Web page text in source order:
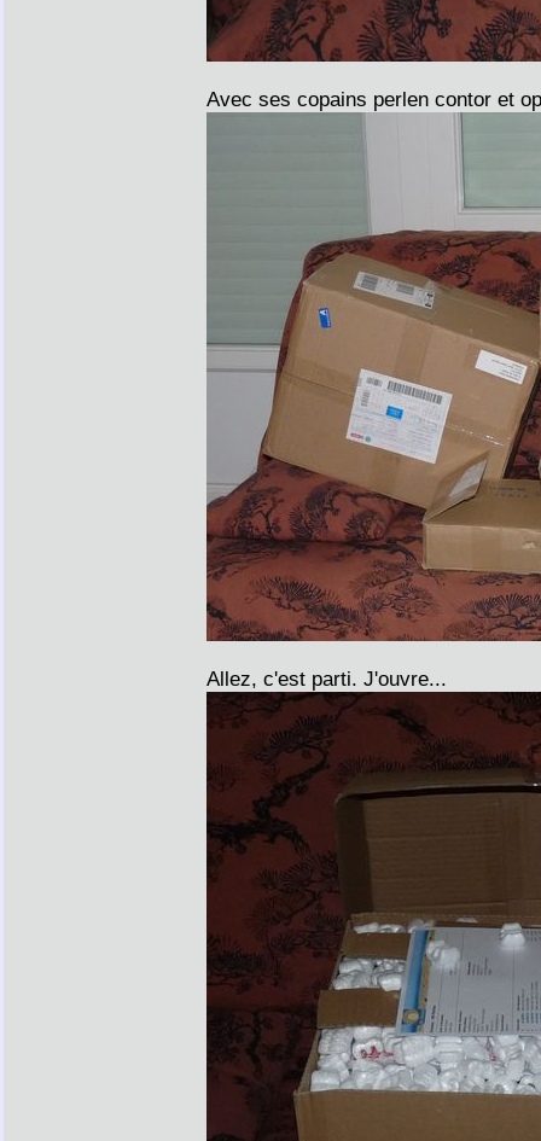
Avec ses copains perlen contor et
Allez, c'est parti. J'ouvre...